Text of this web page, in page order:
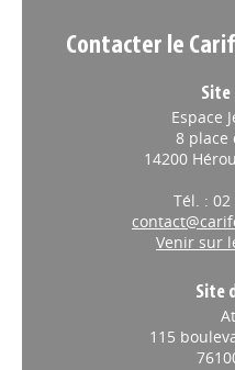
Contacter le
Site
Espace
8 place
14200
Tél. :
Venir sur
Site
115